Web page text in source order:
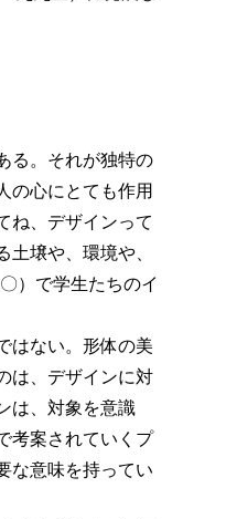
る。それが独特の
の心にとても作用
ね、デザインって
壌や、環境や、
）で学生たちのイ
はない。形体の美
は、デザインに対
は、対象を意識
考案されていくプ
な意味を持ってい